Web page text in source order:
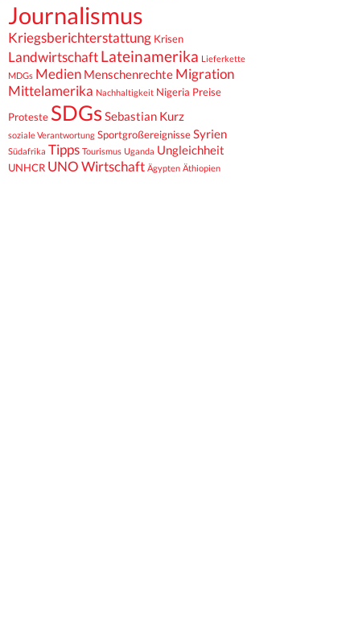
Journalismus
Kriegsberichterstattung Krisen
Landwirtschaft Lateinamerika Lieferkette
MDGs Medien Menschenrechte Migration
Mittelamerika Nachhaltigkeit Nigeria Preise
Proteste SDGsSebastian Kurz
soziale Verantwortung SportgroßereignisseSyrien
Südafrika Tipps Tourismus Uganda Ungleichheit
UNHCR UNO Wirtschaft Ägypten Äthiopien